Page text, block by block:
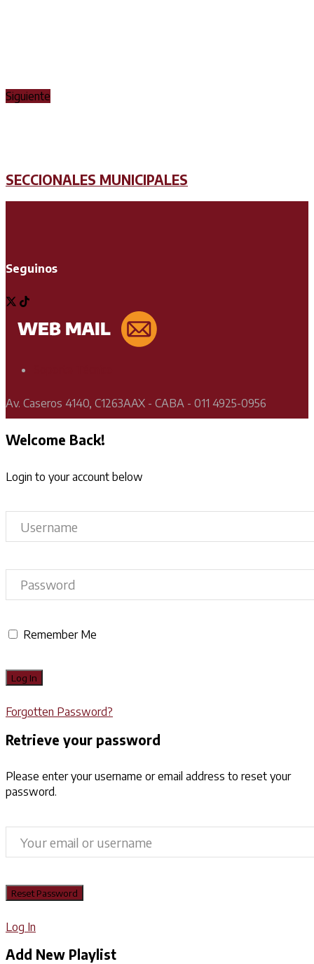
Siguiente
SECCIONALES MUNICIPALES
Seguinos
Av. Caseros 4140, C1263AAX - CABA - 011 4925-0956
Welcome Back!
Login to your account below
Remember Me
Forgotten Password?
Retrieve your password
Please enter your username or email address to reset your
password.
Log In
Add New Playlist